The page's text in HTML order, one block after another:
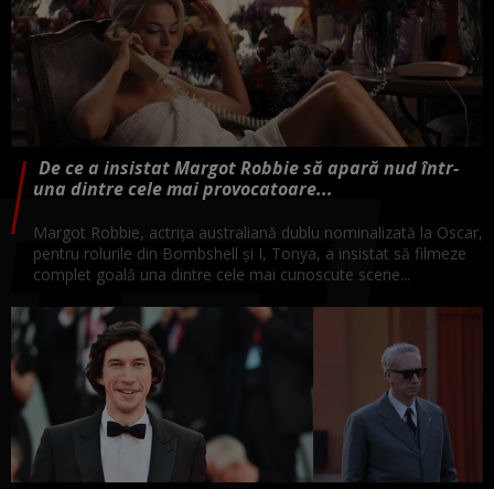
De ce a insistat Margot Robbie să apară nud într-
una dintre cele mai provocatoare...
Margot Robbie, actrița australiană dublu nominalizată la Oscar,
pentru rolurile din Bombshell și I, Tonya, a insistat să filmeze
complet goală una dintre cele mai cunoscute scene...